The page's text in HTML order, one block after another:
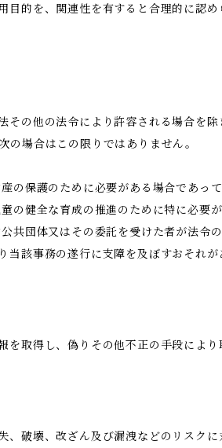
目的を、関連性を有すると合理的に認
その他の法令により許容される場合を
の場合はこの限りではありません。
産の保護のために必要がある場合であっ
童の健全な育成の推進のために特に必
共団体又はその委託を受けた者が法令
当該事務の遂行に支障を及ぼすおそれが
を取得し、偽りその他不正の手段により
、破壊、改ざん及び漏洩などのリスク